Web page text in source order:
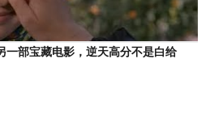
一部宝藏电影，逆天高分不是白给